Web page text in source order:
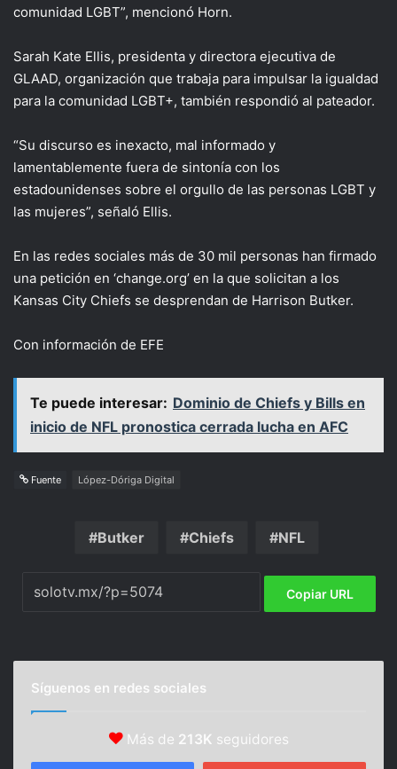
comunidad LGBT”, mencionó Horn.
Sarah Kate Ellis, presidenta y directora ejecutiva de
GLAAD, organización que trabaja para impulsar la igualdad
para la comunidad LGBT+, también respondió al pateador.
“Su discurso es inexacto, mal informado y
lamentablemente fuera de sintonía con los
estadounidenses sobre el orgullo de las personas LGBT y
las mujeres”, señaló Ellis.
En las redes sociales más de 30 mil personas han firmado
una petición en ‘change.org’ en la que solicitan a los
Kansas City Chiefs se desprendan de Harrison Butker.
Con información de EFE
Te puede interesar: Dominio de Chiefs y Bills en
inicio de NFL pronostica cerrada lucha en AFC
Fuente López-Dóriga Digital
Butker Chiefs NFL
Copiar URL
Síguenos en redes sociales
Más de 213K seguidores